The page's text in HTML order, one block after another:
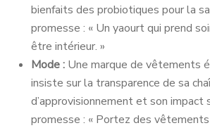
bienfaits des probiotiques pour la
promesse : « Un yaourt qui prend
être intérieur. »
Mode : Une marque de vêtements
insiste sur la transparence de sa
d’approvisionnement et son impact
promesse : « Portez des